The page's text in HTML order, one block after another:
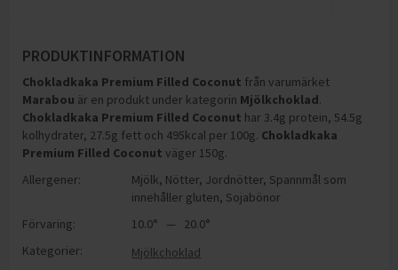
PRODUKTINFORMATION
Chokladkaka Premium Filled Coconut från varumärket
Marabou är en produkt under kategorin Mjölkchoklad.
Chokladkaka Premium Filled Coconut har 3.4g protein, 54.5g
kolhydrater, 27.5g fett och 495kcal per 100g. Chokladkaka
Premium Filled Coconut väger 150g.
Allergener:
Mjölk, Nötter, Jordnötter, Spannmål som
innehåller gluten, Sojabönor
Förvaring:
10.0° — 20.0°
Kategorier:
Mjölkchoklad